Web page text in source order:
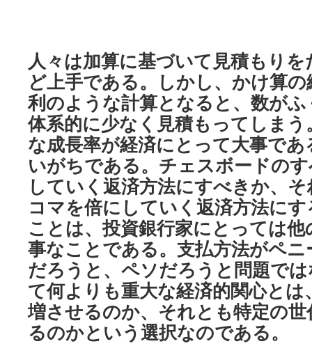
人々は加算に基づいて見積もり
ど上手である。しかし、かけ算
利のような計算となると、数が
体系的に少なく見積もってしまう
な成長率が経済にとって大事で
いがちである。チェスボードの
していく返済方法にすべきか、
コマを倍にしていく返済方法に
ことは、投資銀行家にとっては
事なことである。支払方法がペ
だろうと、ペソだろうと問題で
て何よりも重大な経済的関心と
増させるのか、それとも特定の
るのかという選択なのである。